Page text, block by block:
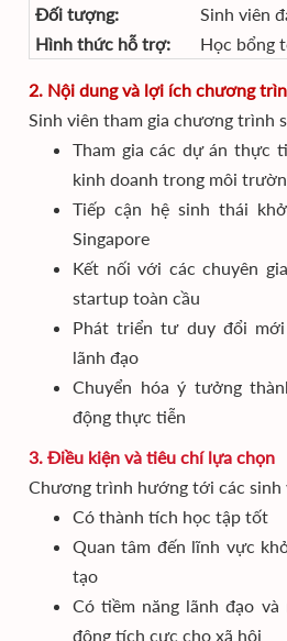
Đối tượng:
Sinh viên
Hình thức hỗ trợ:
Học bổng
2. Nội dung và lợi ích chương
Sinh viên tham gia chương trình
Tham gia các dự án thực
kinh doanh trong môi
Tiếp cận hệ sinh thái
Singapore
Kết nối với các chuyên
startup toàn cầu
Phát triển tư duy đổi
lãnh đạo
Chuyển hóa ý tưởng
động thực tiễn
3. Điều kiện và tiêu chí lựa chọn
Chương trình hướng tới các sinh
Có thành tích học tập tốt
Quan tâm đến lĩnh vực
tạo
Có tiềm năng lãnh đạo
động tích cực cho xã hội